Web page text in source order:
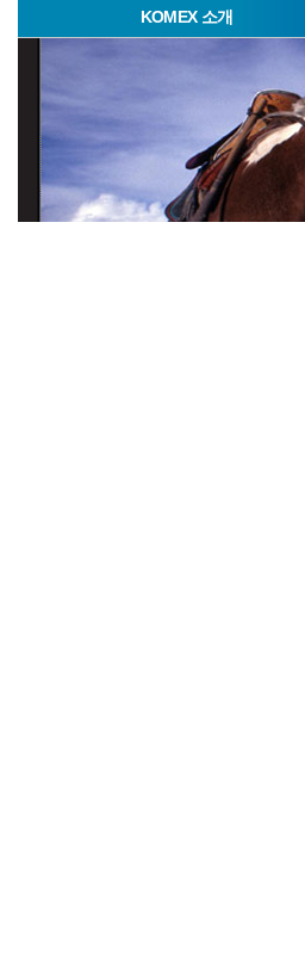
KOMEX 소개